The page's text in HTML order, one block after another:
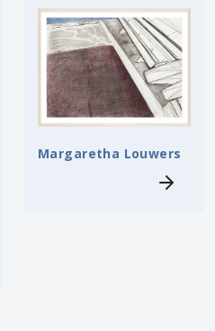
Margaretha Louwers